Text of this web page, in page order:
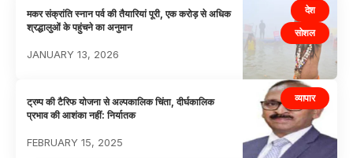
देश
सोशल
मकर संक्रांति स्नान पर्व की तैयारियां पूरी, एक करोड़ से अधिक
श्रद्धालुओं के पहुंचने का अनुमान
JANUARY 13, 2026
व्यापार
ट्रम्प की टैरिफ योजना से अल्पकालिक चिंता, दीर्घकालिक
प्रभाव की आशंका नहीं: निर्यातक
FEBRUARY 15, 2025